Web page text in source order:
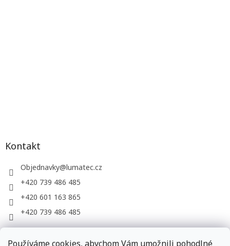
Používáme cookies, abychom Vám umožnili pohodlné
Kontakt
Objednavky@lumatec.cz
+420 739 486 485
+420 601 163 865
+420 739 486 485